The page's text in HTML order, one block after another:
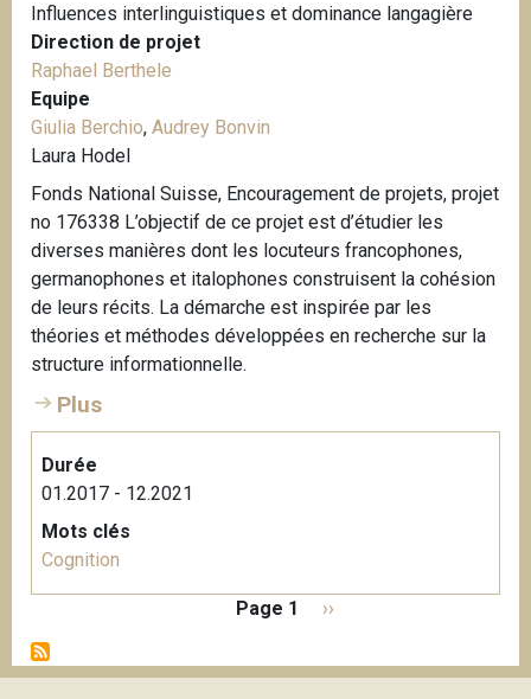
Influences interlinguistiques et dominance langagière
Direction de projet
Raphael Berthele
Equipe
Giulia Berchio, Audrey Bonvin
Laura Hodel
Fonds National Suisse, Encouragement de projets, projet
no 176338 L’objectif de ce projet est d’étudier les
diverses manières dont les locuteurs francophones,
germanophones et italophones construisent la cohésion
de leurs récits. La démarche est inspirée par les
théories et méthodes développées en recherche sur la
structure informationnelle.
Plus
Durée
01.2017 - 12.2021
Mots clés
Cognition
g
i
Page 1
P
g
››